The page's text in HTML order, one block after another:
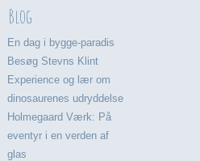
Blog
En dag i bygge-paradis
Besøg Stevns Klint
Experience og lær om
dinosaurenes udryddelse
Holmegaard Værk: På
eventyr i en verden af
glas